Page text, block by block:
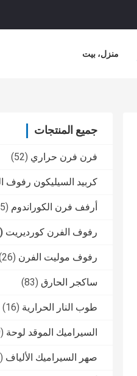
منزل، بيت
جميع المنتجات
فرن فرن حراري (52)
كربيد السيليكون رفوف
أرفف فرن الكوراندوم (25)
رفوف الفرن كورديريت (148)
رفوف موليت الفرن (26)
ساكجر الحارق (83)
طوب النار الحرارية (16)
السيراميك الموقد لوحة (29)
صهر السيراميك الألياف (10)